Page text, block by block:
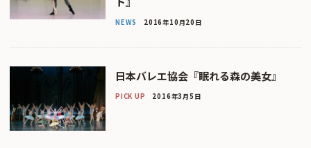
NEWS 2016年10月20日
日本バレエ協会『眠れる森の美女』
PICK UP 2016年3月5日